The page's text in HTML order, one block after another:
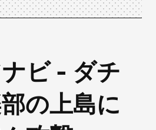
ビ - ダチ
の上島に